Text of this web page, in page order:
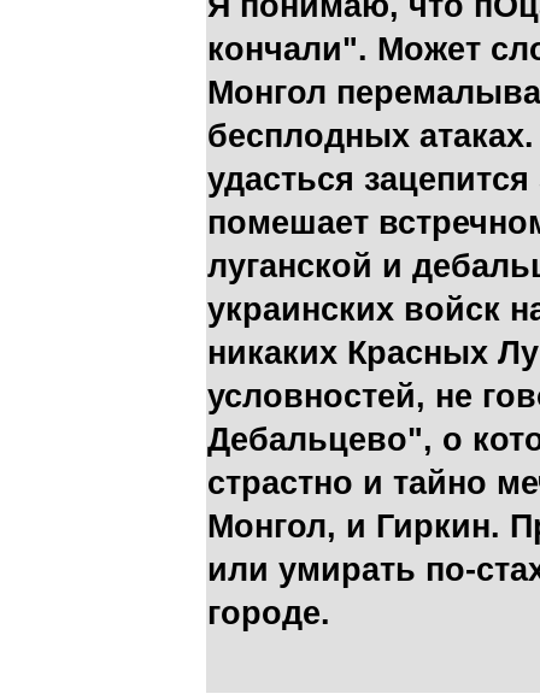
кончали". Может
Монгол
бесплодных
удасться
помешает
луганской и
украинских войск
никаких Красных
условностей, не
Дебальцево", о
страстно и тайно
Монгол, и Гиркин.
или умирать по-
городе.